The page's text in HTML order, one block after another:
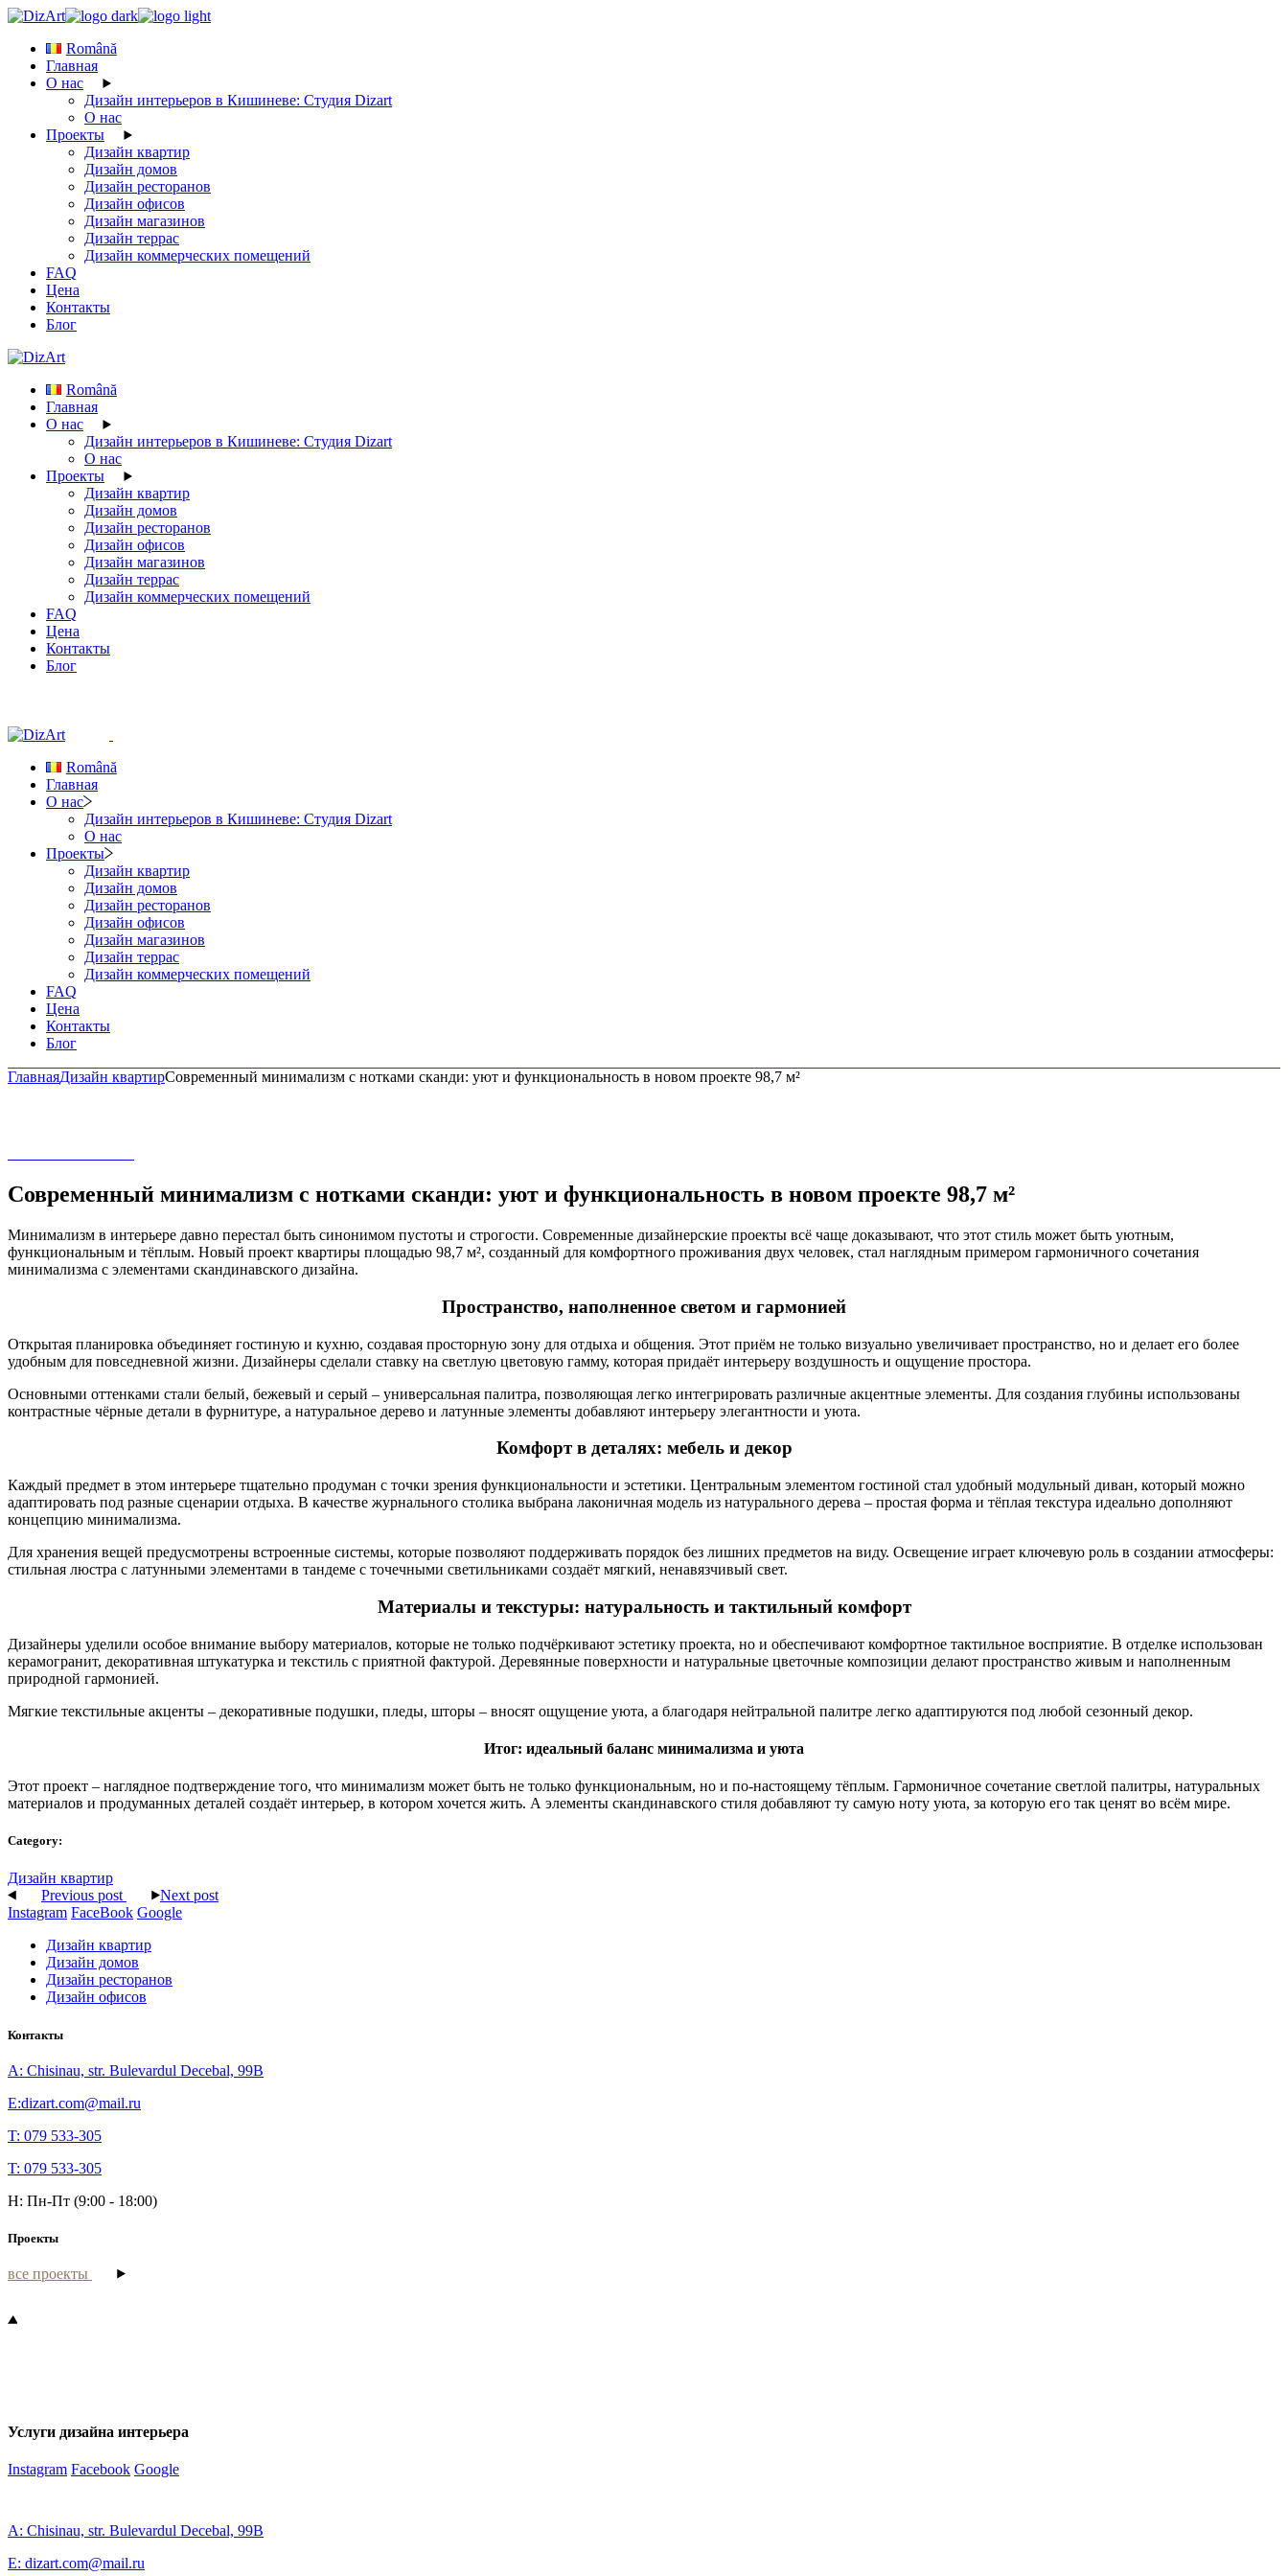
Skip
content
Română
Главная
О нас
Дизайн интерьеров в Кишиневе: Студия Dizart
О нас
Проекты
Дизайн квартир
Дизайн домов
Дизайн ресторанов
Дизайн офисов
Дизайн магазинов
Дизайн террас
Дизайн коммерческих помещений
FAQ
Цена
Контакты
Блог
Română
Главная
О нас
Дизайн интерьеров в Кишиневе: Студия Dizart
О нас
Проекты
Дизайн квартир
Дизайн домов
Дизайн ресторанов
Дизайн офисов
Дизайн магазинов
Дизайн террас
Дизайн коммерческих помещений
FAQ
Цена
Контакты
Блог
Română
Главная
О нас
Дизайн интерьеров в Кишиневе: Студия Dizart
О нас
Проекты
Дизайн квартир
Дизайн домов
Дизайн ресторанов
Дизайн офисов
Дизайн магазинов
Дизайн террас
Дизайн коммерческих помещений
FAQ
Цена
Контакты
Блог
ГлавнаяДизайн квартирСовременный минимализм с нотками сканди: уют и функциональность в новом проекте 98,7 м²
Современный минимализм с нотками сканди: уют и функциональность в новом проекте 98,7 м²
Минимализм в интерьере давно перестал быть синонимом пустоты и строгости. Современные дизайнерские проекты всё чаще доказывают, что этот стиль может быть уютным,
функциональным и тёплым. Новый проект квартиры площадью 98,7 м², созданный для комфортного проживания двух человек, стал наглядным примером гармоничного сочетания
минимализма с элементами скандинавского дизайна.
Пространство, наполненное светом и гармонией
Открытая планировка объединяет гостиную и кухню, создавая просторную зону для отдыха и общения. Этот приём не только визуально увеличивает пространство, но и делает его более
удобным для повседневной жизни. Дизайнеры сделали ставку на светлую цветовую гамму, которая придаёт интерьеру воздушность и ощущение простора.
Основными оттенками стали белый, бежевый и серый – универсальная палитра, позволяющая легко интегрировать различные акцентные элементы. Для создания глубины использованы
контрастные чёрные детали в фурнитуре, а натуральное дерево и латунные элементы добавляют интерьеру элегантности и уюта.
Комфорт в деталях: мебель и декор
Каждый предмет в этом интерьере тщательно продуман с точки зрения функциональности и эстетики. Центральным элементом гостиной стал удобный модульный диван, который можно
адаптировать под разные сценарии отдыха. В качестве журнального столика выбрана лаконичная модель из натурального дерева – простая форма и тёплая текстура идеально дополняют
концепцию минимализма.
Для хранения вещей предусмотрены встроенные системы, которые позволяют поддерживать порядок без лишних предметов на виду. Освещение играет ключевую роль в создании атмосферы:
стильная люстра с латунными элементами в тандеме с точечными светильниками создаёт мягкий, ненавязчивый свет.
Материалы и текстуры: натуральность и тактильный комфорт
Дизайнеры уделили особое внимание выбору материалов, которые не только подчёркивают эстетику проекта, но и обеспечивают комфортное тактильное восприятие. В отделке использован
керамогранит, декоративная штукатурка и текстиль с приятной фактурой. Деревянные поверхности и натуральные цветочные композиции делают пространство живым и наполненным
природной гармонией.
Мягкие текстильные акценты – декоративные подушки, пледы, шторы – вносят ощущение уюта, а благодаря нейтральной палитре легко адаптируются под любой сезонный декор.
Итог: идеальный баланс минимализма и уюта
Этот проект – наглядное подтверждение того, что минимализм может быть не только функциональным, но и по-настоящему тёплым. Гармоничное сочетание светлой палитры, натуральных
материалов и продуманных деталей создаёт интерьер, в котором хочется жить. А элементы скандинавского стиля добавляют ту самую ноту уюта, за которую его так ценят во всём мире.
Category:
Дизайн квартир
Previous post
Next post
Instagram FaceBook Google
Дизайн квартир
Дизайн домов
Дизайн ресторанов
Дизайн офисов
Контакты
A: Chisinau, str. Bulevardul Decebal, 99B
E:dizart.com@mail.ru
T: 079 533-305
T: 079 533-305
H: Пн-Пт (9:00 - 18:00)
Проекты
все проекты
Услуги дизайна интерьера
Instagram Facebook Google
A: Chisinau, str. Bulevardul Decebal, 99B
E: dizart.com@mail.ru